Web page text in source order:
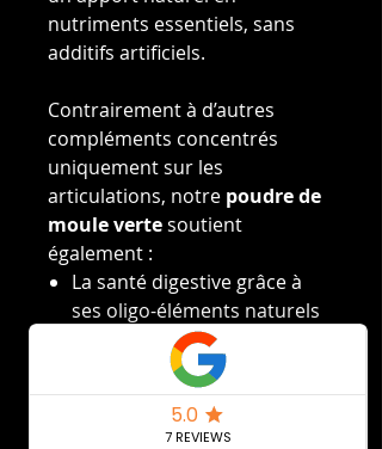
nutriments essentiels, sans
additifs artificiels.
Contrairement à d’autres
compléments concentrés
uniquement sur les
articulations, notre poudre de
moule vertesoutient
également :
La santé digestive grâce à
ses oligo-éléments naturels
La résistance au stress
oxydatif pour des chiens
plus dynamiques
La vitalité générale,